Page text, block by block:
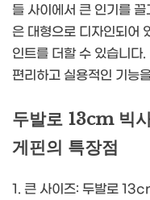
들 사이에서 큰 인기를
은 대형으로 디자인되어
인트를 더할 수 있습니다
편리하고 실용적인 기능
두발로 13cm 빅
게핀의 특장점
1. 큰 사이즈: 두발로